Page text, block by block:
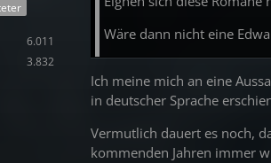
PULP LEGENDS
SAMMLERAUSGABEN
6.011
3.832
Wäre dann nicht eine
Ich meine mich an eine
in deutscher Sprache
Vermutlich dauert es noch,
kommenden Jahren immer